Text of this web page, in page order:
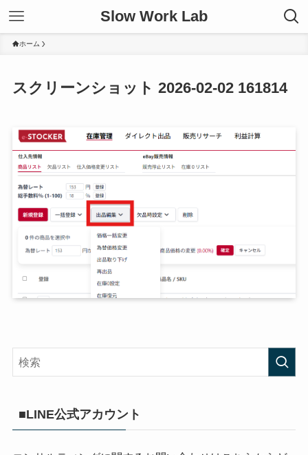
Slow Work Lab
ホーム
スクリーンショット 2026-02-02 161814
■LINE公式アカウント